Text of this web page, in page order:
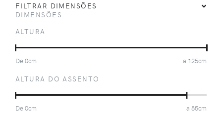
FILTRAR DIMENSÕES
DIMENSÕES
ALTURA
De0cm a 125cm
ALTURA DO ASSENTO
De0cm a 85cm